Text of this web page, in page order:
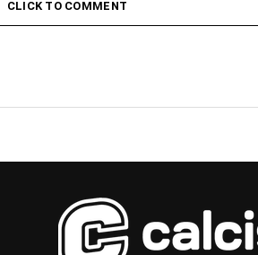
CLICK TO COMMENT